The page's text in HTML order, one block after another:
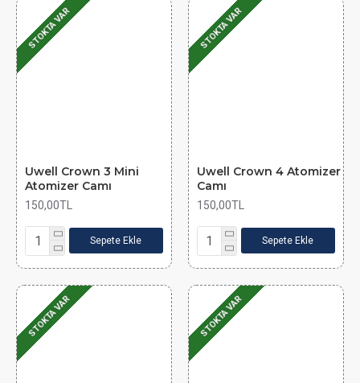
STOKTA VAR
Uwell Crown 3 Mini
Atomizer Camı
150,00TL
Sepete Ekle
STOKTA VAR
Uwell Crown 4 Atomizer
Camı
150,00TL
Sepete Ekle
STOKTA VAR STOKTA VAR